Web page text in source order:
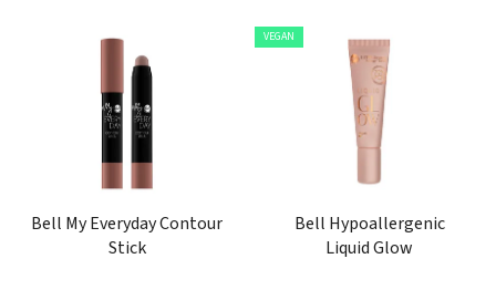
Bell My Everyday Contour
Stick
VEGAN
Bell Hypoallergenic
Liquid Glow